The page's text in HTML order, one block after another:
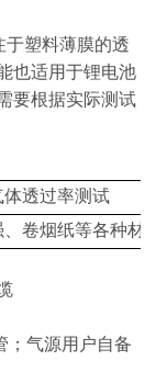
于塑料薄膜的透
也适用于锂电池
要根据实际测试
透过率测试
卷烟纸等各种材
；气源用户自备